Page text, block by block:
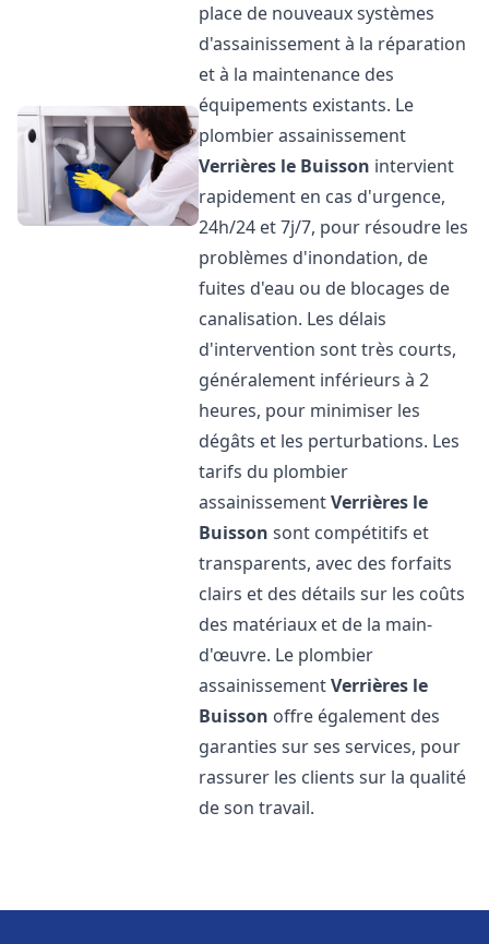
place de nouveaux systèmes
d'assainissement à la réparation
et à la maintenance des
équipements existants. Le
plombier assainissement
Verrières le Buisson intervient
rapidement en cas d'urgence,
24h/24 et 7j/7, pour résoudre les
problèmes d'inondation, de
fuites d'eau ou de blocages de
canalisation. Les délais
d'intervention sont très courts,
généralement inférieurs à 2
heures, pour minimiser les
dégâts et les perturbations. Les
tarifs du plombier
assainissementVerrières le
Buisson sont compétitifs et
transparents, avec des forfaits
clairs et des détails sur les coûts
des matériaux et de la main-
d'œuvre. Le plombier
assainissementVerrières le
Buisson offre également des
garanties sur ses services, pour
rassurer les clients sur la qualité
de son travail.